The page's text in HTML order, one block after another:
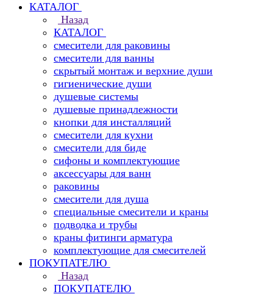
КАТАЛОГ
Назад
КАТАЛОГ
смесители для раковины
смесители для ванны
скрытый монтаж и верхние души
гигиенические души
душевые системы
душевые принадлежности
кнопки для инсталляций
смесители для кухни
смесители для биде
сифоны и комплектующие
аксессуары для ванн
раковины
смесители для душа
специальные смесители и краны
подводка и трубы
краны фитинги арматура
комплектующие для смесителей
ПОКУПАТЕЛЮ
Назад
ПОКУПАТЕЛЮ